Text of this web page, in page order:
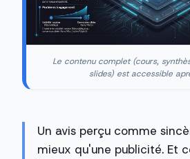
Le contenu complet (cours,
slides) est accessible
Un avis perçu comme
mieux qu'une publicité. Et